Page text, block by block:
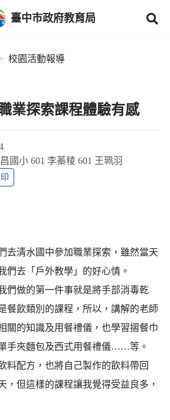
臺中市政府教育局
校園活動報導
業探索課程體驗有感
國小 601 李蓁稜 601 王珮羽
去清水國中參加職業探索，雖然當天
們去「戶外教學」的好心情。
們做的第一件事就是將手部消毒乾
餐飲類別的課程，所以，講解的老師
關的知識及用餐禮儀，也學習摺餐巾
手夾麵包及西式用餐禮儀……等。
料配方，也將自己製作的飲料帶回
，但這樣的課程讓我覺得受益良多，